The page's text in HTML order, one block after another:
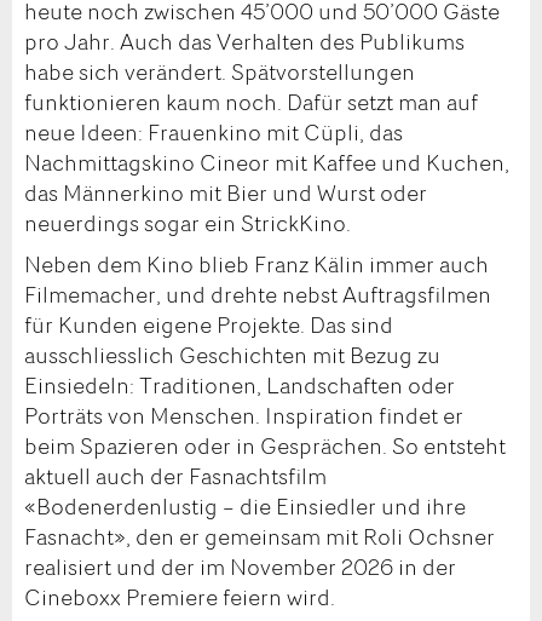
heute noch zwischen 45’000 und 50’000 Gäste
pro Jahr. Auch das Verhalten des Publikums
habe sich verändert. Spätvorstellungen
funktionieren kaum noch. Dafür setzt man auf
neue Ideen: Frauenkino mit Cüpli, das
Nachmittagskino Cineor mit Kaffee und Kuchen,
das Männerkino mit Bier und Wurst oder
neuerdings sogar ein StrickKino.
Neben dem Kino blieb Franz Kälin immer auch
Filmemacher, und drehte nebst Auftragsfilmen
für Kunden eigene Projekte. Das sind
ausschliesslich Geschichten mit Bezug zu
Einsiedeln: Traditionen, Landschaften oder
Porträts von Menschen. Inspiration findet er
beim Spazieren oder in Gesprächen. So entsteht
aktuell auch der Fasnachtsfilm
«Bodenerdenlustig – die Einsiedler und ihre
Fasnacht», den er gemeinsam mit Roli Ochsner
realisiert und der im November 2026 in der
Cineboxx Premiere feiern wird.